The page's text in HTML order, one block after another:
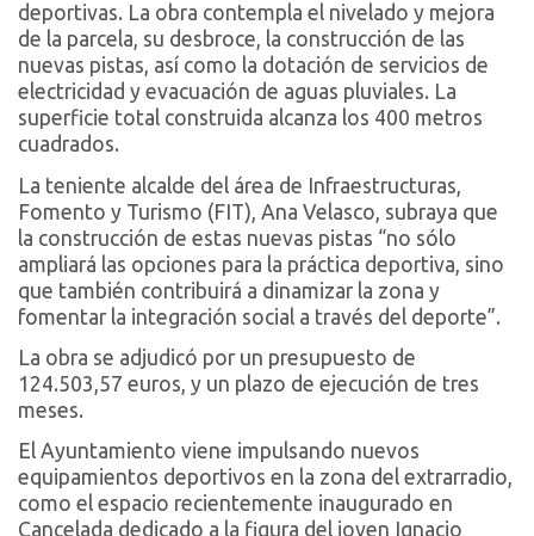
deportivas. La obra contempla el nivelado y mejora
de la parcela, su desbroce, la construcción de las
nuevas pistas, así como la dotación de servicios de
electricidad y evacuación de aguas pluviales. La
superficie total construida alcanza los 400 metros
cuadrados.
La teniente alcalde del área de Infraestructuras,
Fomento y Turismo (FIT), Ana Velasco, subraya que
la construcción de estas nuevas pistas “no sólo
ampliará las opciones para la práctica deportiva, sino
que también contribuirá a dinamizar la zona y
fomentar la integración social a través del deporte”.
La obra se adjudicó por un presupuesto de
124.503,57 euros, y un plazo de ejecución de tres
meses.
El Ayuntamiento viene impulsando nuevos
equipamientos deportivos en la zona del extrarradio,
como el espacio recientemente inaugurado en
Cancelada dedicado a la figura del joven Ignacio